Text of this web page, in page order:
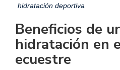
hidratación deportiva
Beneficios de
hidratación en
ecuestre